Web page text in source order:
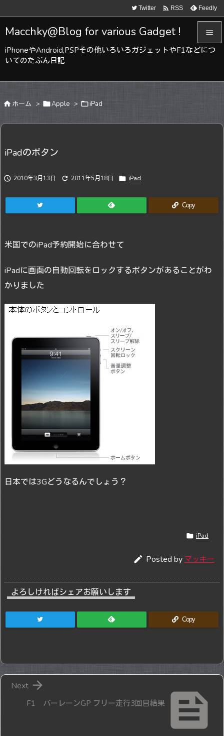
Macchky@Blog for various Gadget !
iPhoneやAndroid,PSPその他いろいろガジェットやF1などにつ
いてのたぶん日記



Twitter  RSS Feedly
 ホーム > Apple > iPad
iPadのボタン
 2010年3月13日  2011年5月18日  iPad
Copy
米国でのiPad予約開始に合わせて
iPadに画面の自動回転をロックするボタンがあることがわ
かりました
日本では3Gどうなるんでしょう？
 iPad
 Posted by マッキー
よろしければシェアお願いします
Copy

F1 バーレーンGP フリー走行3回目結果

Next